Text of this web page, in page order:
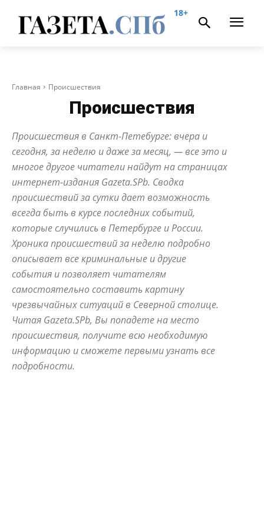
18+
Главная Происшествия
Происшествия
Происшествия в Санкт-Петебурге: вчера и
сегодня, за неделю и даже за месяц, — все это и
многое другое читатели найдут на страницах
интернет-издания Gazeta.SPb. Сводка
происшествий за сутки дает возможность
всегда быть в курсе последних событий,
которые случились в Петербурге и России.
Хроника происшествий за неделю подробно
описывает все криминальные и другие
события и позволяет читателям
самостоятельно составить картину
чрезвычайных ситуаций в Северной столице.
Читая Gazeta.SPb, Вы попадете на место
происшествия, получите всю необходимую
информацию и сможете первыми узнать все
подробности.